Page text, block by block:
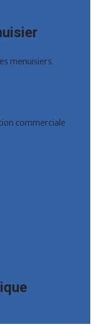
menuisiers.
commerciale